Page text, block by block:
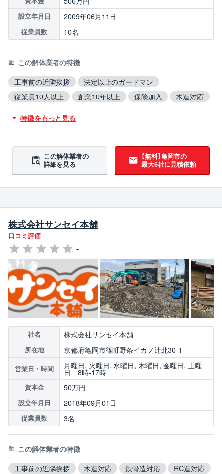
設立年月日 2009年06月11日
従業員数 10名
この解体業者の特徴
工事前の近隣挨拶
法定以上のガードマン
従業員10人以上
創業10年以上 保険加入
木造対応
特徴をもっと見る
この解体業者の
詳細を見る
【無料】亀岡市の
最大6社に見積依頼
株式会社サンセイ本舗
口コミ評価
-
社名 株式会社サンセイ本舗
所在地 京都府亀岡市篠町野条イカノ辻北30-1
営業日・時間 月曜日, 火曜日, 水曜日, 木曜日, 金曜日, 土曜
日 8時-17時
資本金 50万円
設立年月日 2018年09月01日
従業員数 3名
この解体業者の特徴
工事前の近隣挨拶
木造対応 鉄骨造対応
RC造対応